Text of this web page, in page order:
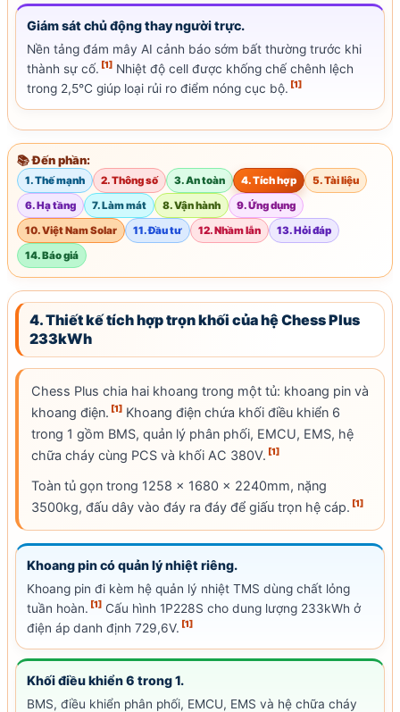
Giám sát chủ động thay người trực.
Nền tảng đám mây AI cảnh báo sớm bất thường trước khi
thành sự cố. [1] Nhiệt độ cell được khống chế chênh lệch
trong 2,5°C giúp loại rủi ro điểm nóng cục bộ. [1]
📚 Đến phần:
1. Thế mạnh 2. Thông số 3. An toàn 4. Tích hợp
5. Tài liệu
6. Hạ tầng
7. Làm mát 8. Vận hành
9. Ứng dụng
10. Việt Nam Solar
11. Đầu tư 12. Nhầm lẫn
13. Hỏi đáp
14. Báo giá
4. Thiết kế tích hợp trọn khối của hệ Chess Plus
233kWh
Chess Plus chia hai khoang trong một tủ: khoang pin và
khoang điện. [1] Khoang điện chứa khối điều khiển 6
trong 1 gồm BMS, quản lý phân phối, EMCU, EMS, hệ
chữa cháy cùng PCS và khối AC 380V. [1]
Toàn tủ gọn trong 1258 x 1680 x 2240mm, nặng
3500kg, đấu dây vào đáy ra đáy để giấu trọn hệ cáp. [1]
Khoang pin có quản lý nhiệt riêng.
Khoang pin đi kèm hệ quản lý nhiệt TMS dùng chất lỏng
tuần hoàn. [1] Cấu hình 1P228S cho dung lượng 233kWh ở
điện áp danh định 729,6V. [1]
Khối điều khiển 6 trong 1.
BMS, điều khiển phân phối, EMCU, EMS và hệ chữa cháy